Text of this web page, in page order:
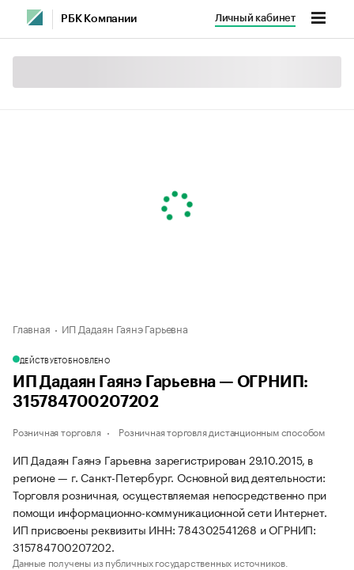
РБК Компании Личный кабинет
Главная ИП Дадаян Гаянэ Гарьевна
ДЕЙСТВУЕТОБНОВЛЕНО
ИП Дадаян Гаянэ Гарьевна — ОГРНИП:
315784700207202
Розничная торговля Розничная торговля дистанционным способом
ИП Дадаян Гаянэ Гарьевна зарегистрирован 29.10.2015, в
регионе — г. Санкт-Петербург. Основной вид деятельности:
Торговля розничная, осуществляемая непосредственно при
помощи информационно-коммуникационной сети Интернет.
ИП присвоены реквизиты ИНН: 784302541268 и ОГРНИП:
315784700207202.
Данные получены из публичных государственных источников.